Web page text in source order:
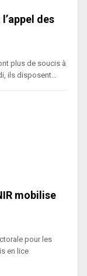
des
plus de soucis à
ils disposent…
mobilise
pour les
en lice